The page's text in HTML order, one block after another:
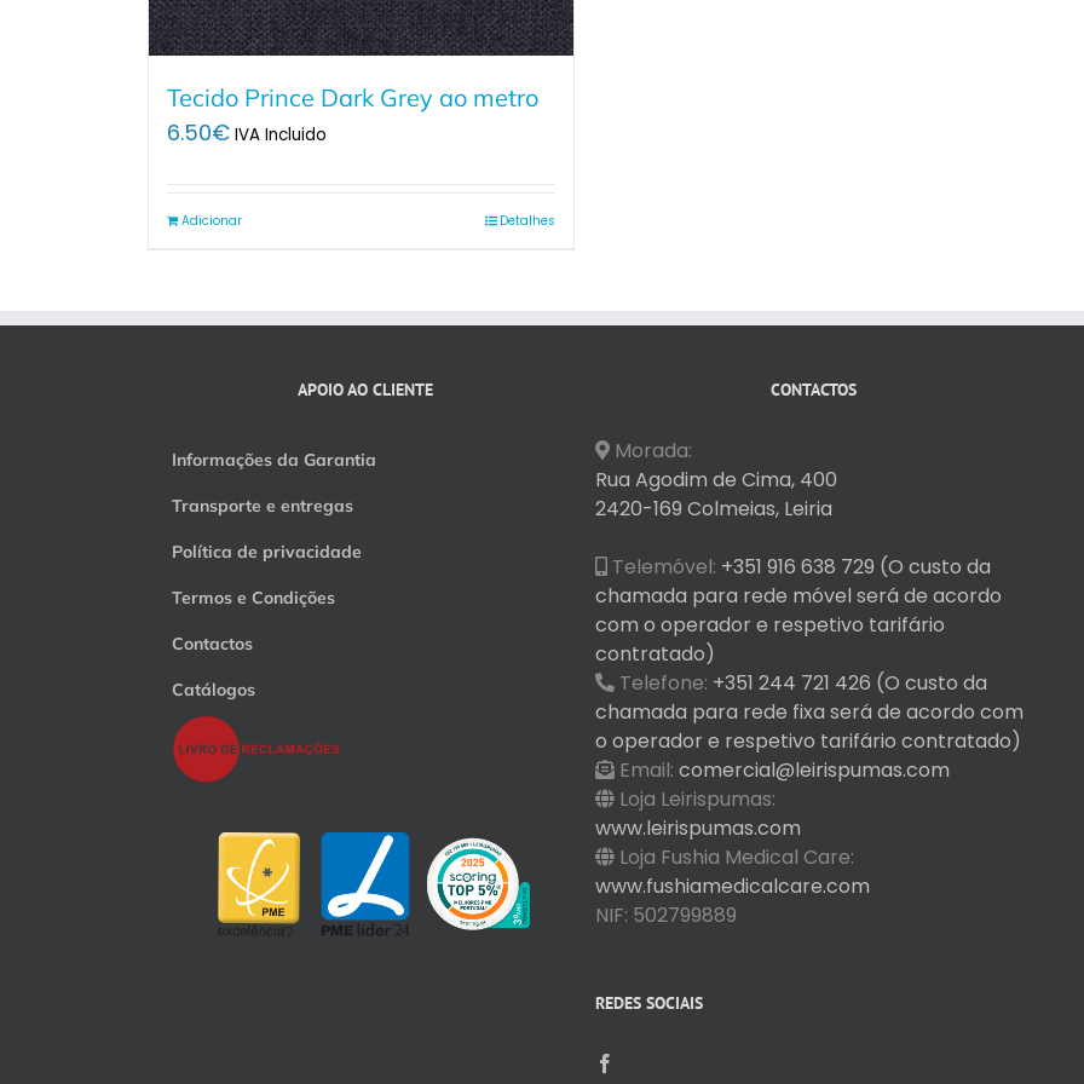
Tecido Prince Dark Grey ao metro
6.50€ IVA Incluido
Adicionar Detalhes
APOIO AO CLIENTE
Informações da Garantia
Transporte e entregas
Política de privacidade
Termos e Condições
Contactos
Catálogos
CONTACTOS
Morada:
Rua Agodim de Cima, 400
2420-169 Colmeias, Leiria
Telemóvel: +351 916 638 729 (O custo da
chamada para rede móvel será de acordo
com o operador e respetivo tarifário
contratado)
Telefone: +351 244 721 426 (O custo da
chamada para rede fixa será de acordo com
o operador e respetivo tarifário contratado)
Email: comercial@leirispumas.com
Loja Leirispumas:
www.leirispumas.com
Loja Fushia Medical Care:
www.fushiamedicalcare.com
NIF: 502799889
REDES SOCIAIS